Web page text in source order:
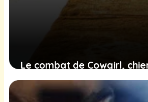
Le combat de Cowgirl,
rescapée d’un canal, et la
justice qui émeut